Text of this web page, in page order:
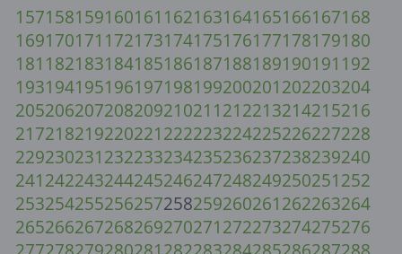
157158159160161 162163164165166167168
169170171 172173174175176177178179180
181 182183184185186187188189190191 192
193194195196197198199200201202203204
205206207208209210211212213214215216
217218219220221222223224225226227228
229230231232233234235236237238239240
241242243244245246247248249250251252
253254255256257258259260261262263264
265266267268269270271272273274275276